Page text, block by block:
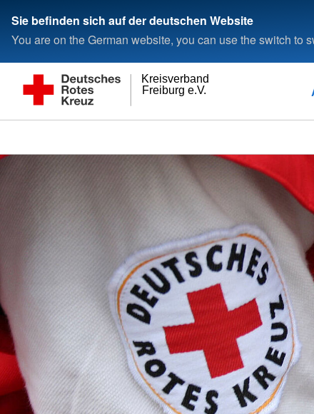
Sie befinden sich auf der deutschen Website
You are on the German website, you can use the switch to
Freiburg e.V.
Kreisverband